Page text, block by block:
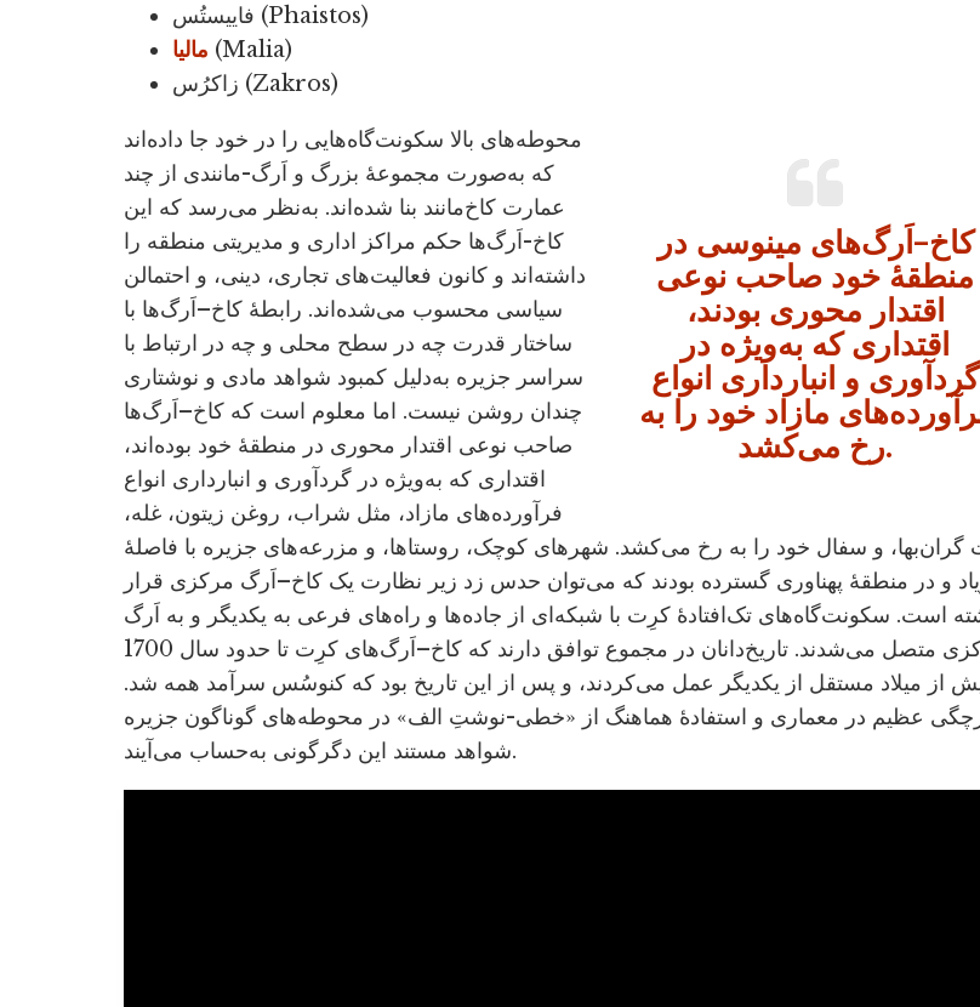
فاییستُس (Phaistos)
مالیا (Malia)
زاکرُس (Zakros)
کاخ–اَرگ‌های مینوسی در
منطقۀ خود صاحب نوعی
اقتدار محوری بودند،
اقتداری که به‌ویژه در
گردآوری و انبارداری انواع
مازاد خود را به
رخ می‌کشد.
محوطه‌های بالا سکونت‌گاه‌هایی را در خود جا داده‌اند
که به‌صورت مجموعۀ بزرگ و اَرگ-مانندی از چند
عمارت کاخ‌مانند بنا شده‌اند. به‌نظر می‌رسد که این
کاخ-اَرگ‌ها حکم مراکز اداری و مدیریتی منطقه را
داشته‌اند و کانون فعالیت‌های تجاری، دینی، و احتمالن
سیاسی محسوب می‌شده‌اند. رابطۀ کاخ–اَرگ‌ها با
ساختار قدرت چه در سطح محلی و چه در ارتباط با
سراسر جزیره به‌دلیل کمبود شواهد مادی و نوشتاری
چندان روشن نیست. اما معلوم است که کاخ–اَرگ‌ها
صاحب نوعی اقتدار محوری در منطقۀ خود بوده‌اند،
اقتداری که به‌ویژه در گردآوری و انبارداری انواع
فرآورده‌های مازاد، مثل شراب، روغن زیتون، غله،
گران‌بها، و سفال خود را به رخ می‌کشد. شهرهای کوچک، روستاها، و مزرعه‌های جزیره با فاصلۀ
و در منطقۀ پهناوری گسترده بودند که می‌توان حدس زد زیر نظارت یک کاخ–اَرگ مرکزی قرار
است. سکونت‌گاه‌های تک‌افتادۀ کرِت با شبکه‌ای از جاده‌ها و راه‌های فرعی به یکدیگر و به اَرگ
مرکزی متصل می‌شدند. تاریخ‌دانان در مجموع توافق دارند که کاخ–اَرگ‌های کرِت تا حدود سال 1700
از میلاد مستقل از یکدیگر عمل می‌کردند، و پس از این تاریخ بود که کنوسُس سرآمد همه شد.
عظیم در معماری و استفادۀ هماهنگ از «خطی-نوشتِ الف» در محوطه‌های گوناگون جزیره
شواهد مستند این دگرگونی به‌حساب می‌آیند.